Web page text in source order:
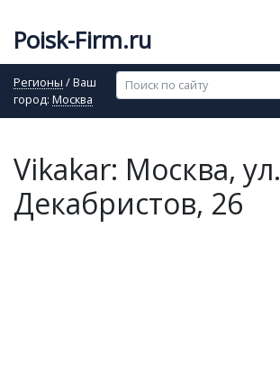
Poisk-Firm.ru
Регионы / Ваш
город: Москва
Vikakar: Москва, ул.
Декабристов, 26